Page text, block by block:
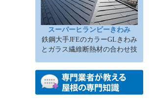
スーパーヒランビーきわみ
鉄鋼大手JFEのカラーGLきわみ
とガラス繊維断熱材の合わせ技